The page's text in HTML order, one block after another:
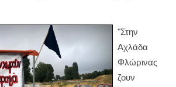
"Στην
Αχλάδα
Φλώρινας
ζουν